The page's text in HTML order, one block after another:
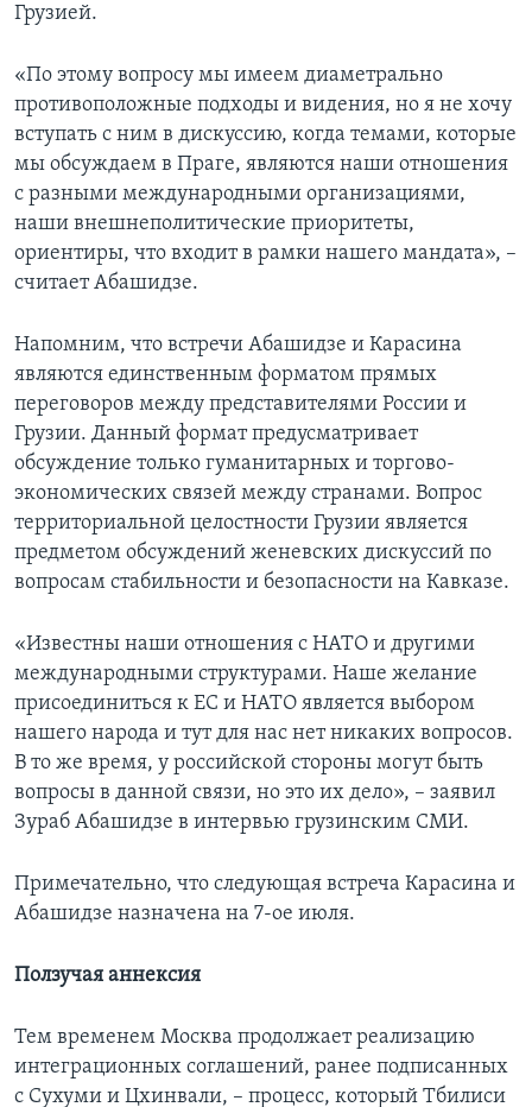
Грузией.
«По этому вопросу мы имеем диаметрально
противоположные подходы и видения, но я не хочу
вступать с ним в дискуссию, когда темами, которые
мы обсуждаем в Праге, являются наши отношения
с разными международными организациями,
наши внешнеполитические приоритеты,
ориентиры, что входит в рамки нашего мандата», –
считает Абашидзе.
Напомним, что встречи Абашидзе и Карасина
являются единственным форматом прямых
переговоров между представителями России и
Грузии. Данный формат предусматривает
обсуждение только гуманитарных и торгово-
экономических связей между странами. Вопрос
территориальной целостности Грузии является
предметом обсуждений женевских дискуссий по
вопросам стабильности и безопасности на Кавказе.
«Известны наши отношения с НАТО и другими
международными структурами. Наше желание
присоединиться к ЕС и НАТО является выбором
нашего народа и тут для нас нет никаких вопросов.
В то же время, у российской стороны могут быть
вопросы в данной связи, но это их дело», – заявил
Зураб Абашидзе в интервью грузинским СМИ.
Примечательно, что следующая встреча Карасина и
Абашидзе назначена на 7-ое июля.
Ползучая аннексия
Тем временем Москва продолжает реализацию
интеграционных соглашений, ранее подписанных
с Сухуми и Цхинвали, – процесс, который Тбилиси